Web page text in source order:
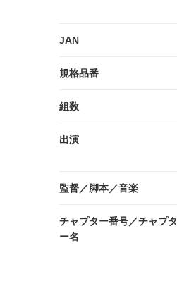
JAN
規格品番
組数
出演
監督／脚本／音楽
チャプター番号／チャプタ
ー名